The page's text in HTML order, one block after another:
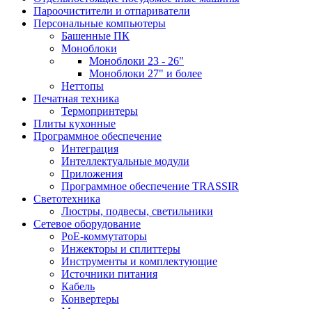
Пароочистители и отпариватели
Персональные компьютеры
Башенные ПК
Моноблоки
Моноблоки 23 - 26"
Моноблоки 27" и более
Неттопы
Печатная техника
Термопринтеры
Плиты кухонные
Программное обеспечение
Интеграция
Интеллектуальные модули
Приложения
Программное обеспечение TRASSIR
Светотехника
Люстры, подвесы, светильники
Сетевое оборудование
PoE-коммутаторы
Инжекторы и сплиттеры
Инструменты и комплектующие
Источники питания
Кабель
Конвертеры